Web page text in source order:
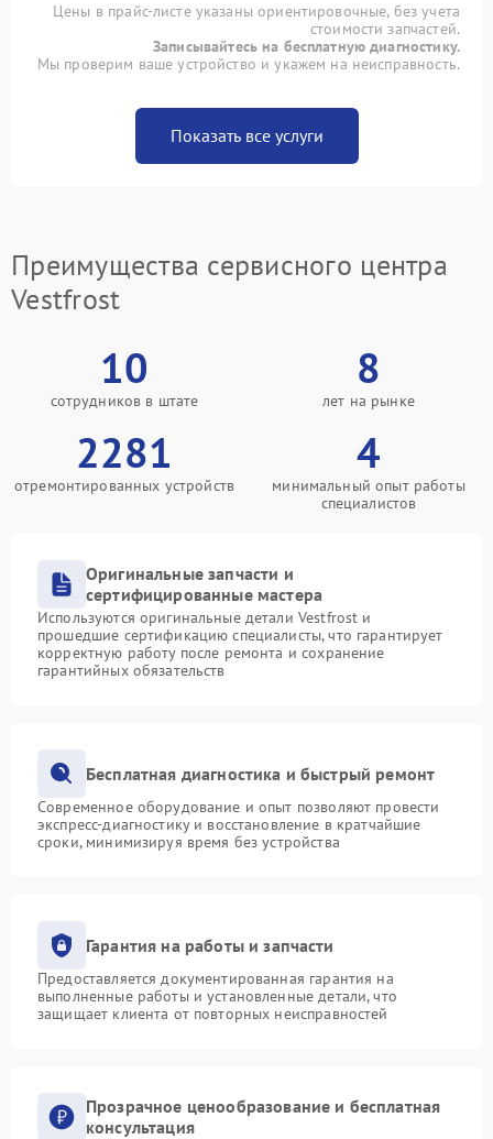
Цены в прайс-листе указаны ориентировочные, без учета
стоимости запчастей.
Записывайтесь на бесплатную диагностику.
Мы проверим ваше устройство и укажем на неисправность.
Показать все услуги
Преимущества сервисного центра
Vestfrost
10
сотрудников в штате
8
лет на рынке
2281
отремонтированных устройств
4
минимальный опыт работы
специалистов
Оригинальные запчасти и
сертифицированные мастера
Используются оригинальные детали Vestfrost и
прошедшие сертификацию специалисты, что гарантирует
корректную работу после ремонта и сохранение
гарантийных обязательств
Бесплатная диагностика и быстрый ремонт
Современное оборудование и опыт позволяют провести
экспресс-диагностику и восстановление в кратчайшие
сроки, минимизируя время без устройства
Гарантия на работы и запчасти
Предоставляется документированная гарантия на
выполненные работы и установленные детали, что
защищает клиента от повторных неисправностей
Прозрачное ценообразование и бесплатная
консультация